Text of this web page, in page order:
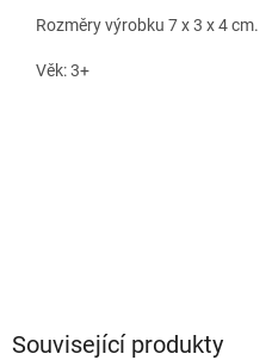
Rozměry výrobku 7 x 3 x 4 cm.
Věk: 3+
Související produkty